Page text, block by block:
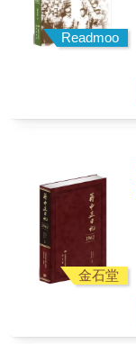
Readmoo
金石堂